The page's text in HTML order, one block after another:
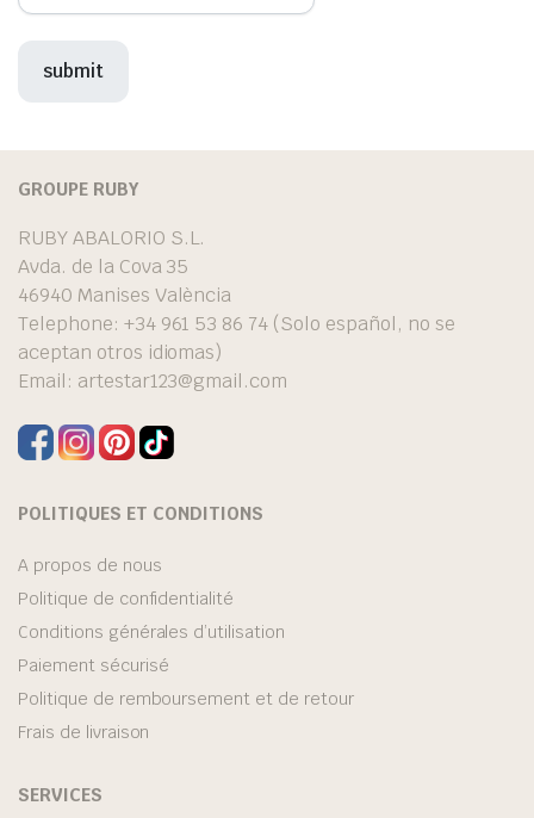
GROUPE RUBY
RUBY ABALORIO S.L.
Avda. de la Cova 35
46940 Manises València
Telephone: +34 961 53 86 74 (Solo español, no se
aceptan otros idiomas)
Email: artestar123@gmail.com
POLITIQUES ET CONDITIONS
A propos de nous
Politique de confidentialité
Conditions générales d’utilisation
Paiement sécurisé
Politique de remboursement et de retour
Frais de livraison
SERVICES